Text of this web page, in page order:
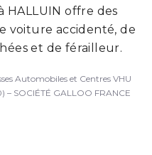
HALLUIN offre des
voiture accidenté, de
et de férailleur.
Automobiles et Centres VHU
– SOCIÉTÉ GALLOO FRANCE